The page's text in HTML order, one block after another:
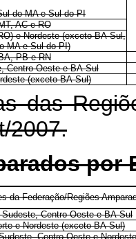
do MA e Sul do PI
AC e RO
e Nordeste (exceto BA-Sul,
MA e Sul do PI)
PB e RN
Centro-Oeste e BA-Sul
(exceto BA-Sul)
das
2007.
por
da Federação/Regiões
Centro-Oeste e BA-Sul
e Nordeste (exceto BA-Sul)
Centro-Oeste e Nordeste